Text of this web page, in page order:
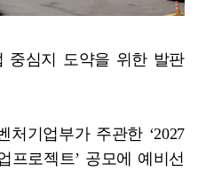
중심지 도약을 위한 발판
처기업부가 주관한 ‘2027
프로젝트’ 공모에 예비선